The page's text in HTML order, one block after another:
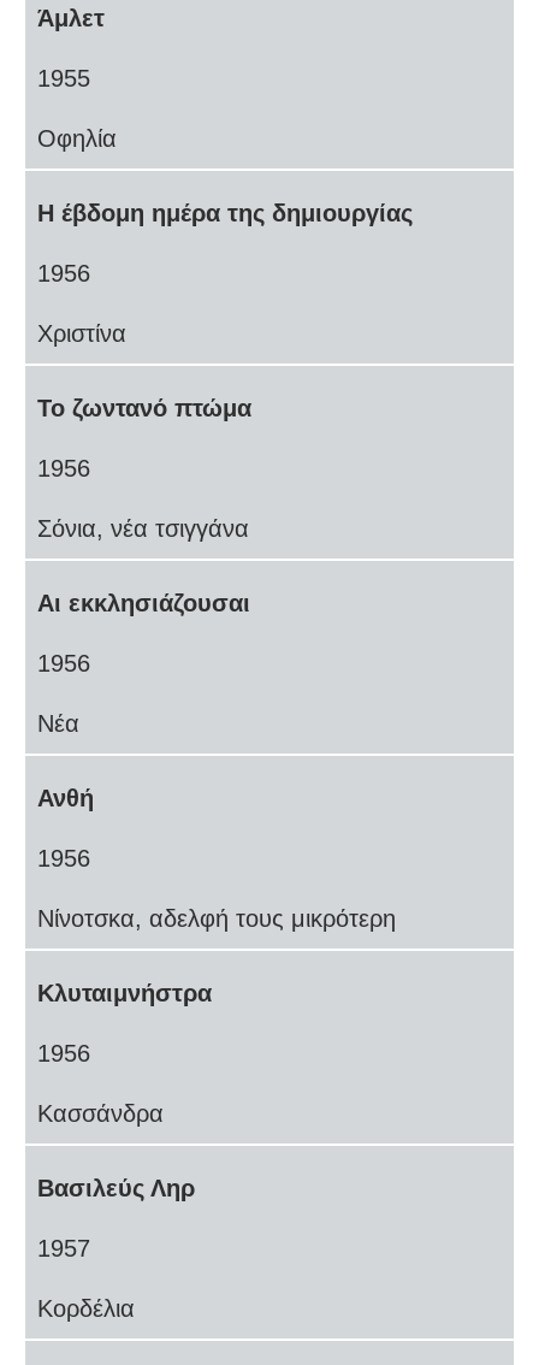
Άμλετ
1955
Οφηλία
Η έβδομη ημέρα της δημιουργίας
1956
Χριστίνα
Το ζωντανό πτώμα
1956
Σόνια, νέα τσιγγάνα
Αι εκκλησιάζουσαι
1956
Νέα
Ανθή
1956
Νίνοτσκα, αδελφή τους μικρότερη
Κλυταιμνήστρα
1956
Κασσάνδρα
Βασιλεύς Ληρ
1957
Κορδέλια